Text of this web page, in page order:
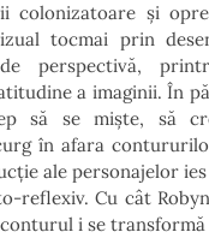
colonizatoare și
tocmai prin
perspectivă,
a imaginii. În
să se miște, să
în afara
ale personajelor
reflexiv. Cu cât
i se